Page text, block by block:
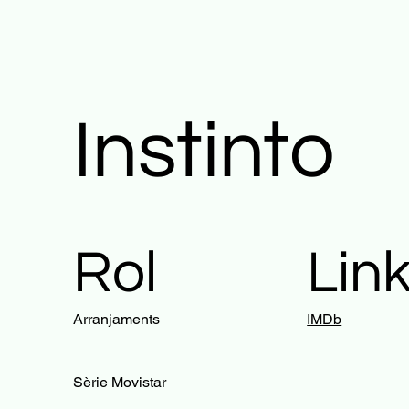
Instinto
Rol
Arranjaments IMDb
Sèrie Movistar